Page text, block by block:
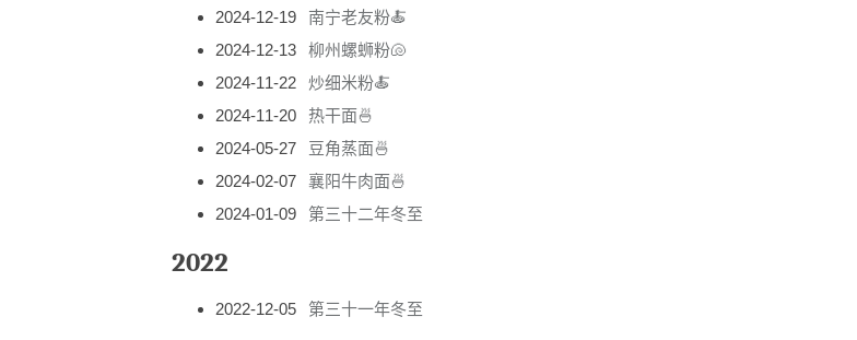
2024-12-19
南宁老友粉🍝
2024-12-13
柳州螺蛳粉🐚
2024-11-22
炒细米粉🍝
2024-11-20
热干面🍜
2024-05-27
豆角蒸面🍜
2024-02-07
襄阳牛肉面🍜
2024-01-09
第三十二年冬至
2022
2022-12-05 第三十一年冬至